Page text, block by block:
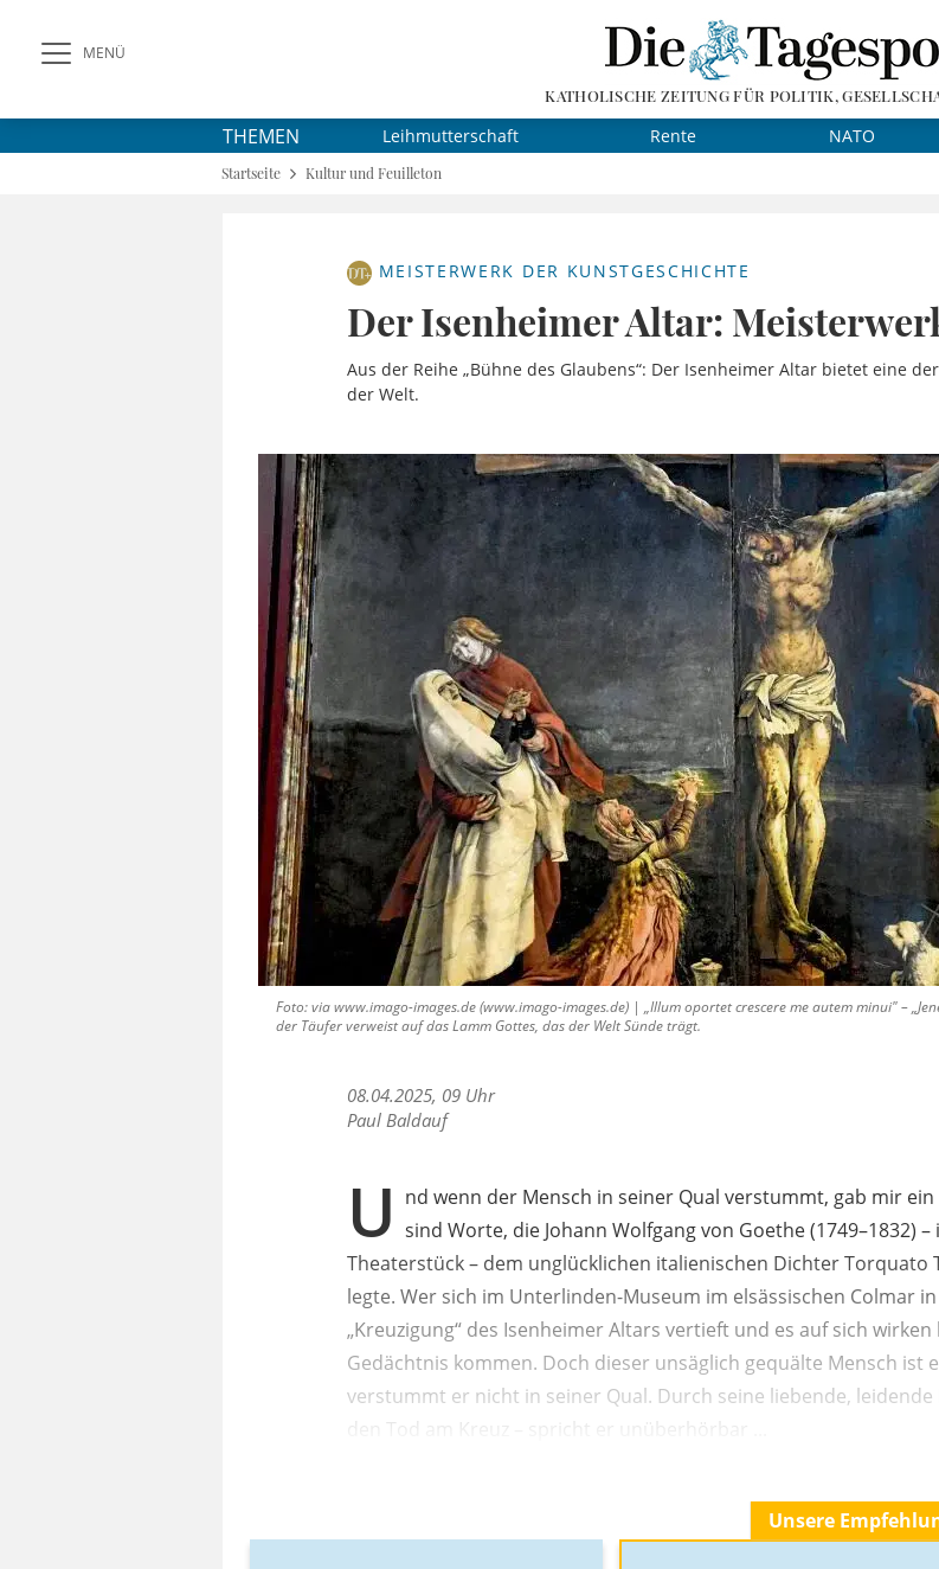
MENÜ
KATHOLISCHE ZEITUNG FÜR POLITIK,
THEMEN Leihmutterschaft Rente NATO
Startseite Kultur und Feuilleton
MEISTERWERK DER KUNSTGESCHICHTE
Der Isenheimer Altar:
Aus der Reihe „Bühne des Glaubens“: Der Isenheimer Altar bietet eine
der Welt.
Foto: via www.imago-images.de (www.imago-images.de) | „Illum oportet crescere me autem minui" –
der Täufer verweist auf das Lamm Gottes, das der Welt Sünde trägt.
08.04.2025, 09 Uhr
Paul Baldauf
U nd wenn der Mensch in seiner Qual verstummt, gab mir ein
sind Worte, die Johann Wolfgang von Goethe (1749–1832)
Theaterstück – dem unglücklichen italienischen Dichter Torquato
legte. Wer sich im Unterlinden-Museum im elsässischen Colmar
„Kreuzigung“ des Isenheimer Altars vertieft und es auf sich
Gedächtnis kommen. Doch dieser unsäglich gequälte Mensch ist
verstummt er nicht in seiner Qual. Durch seine liebende, leidende
den Tod am Kreuz – spricht er unüberhörbar ...
Unsere